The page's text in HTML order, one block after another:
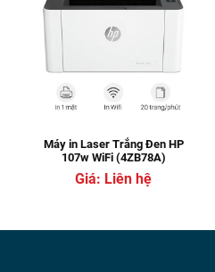
Máy in Laser Trắng Đen HP
107w WiFi (4ZB78A)
Giá: Liên hệ